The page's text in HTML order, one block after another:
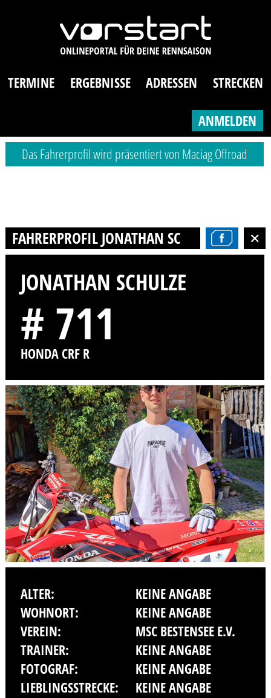
TERMINE ERGEBNISSE ADRESSEN STRECKEN
ANMELDEN
Das Fahrerprofil wird präsentiert von Maciag Offroad
FAHRERPROFIL JONATHAN SCHULZE
JONATHAN SCHULZE
# 711
HONDA CRF R
ALTER:
KEINE ANGABE
WOHNORT:
KEINE ANGABE
VEREIN:
MSC BESTENSEE E.V.
TRAINER:
KEINE ANGABE
FOTOGRAF:
KEINE ANGABE
LIEBLINGSSTRECKE:
KEINE ANGABE